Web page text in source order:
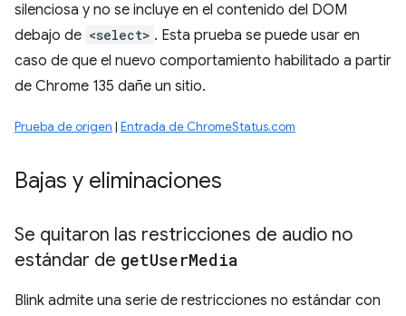
silenciosa y no se incluye en el contenido del DOM
debajo de <select> . Esta prueba se puede usar en
caso de que el nuevo comportamiento habilitado a partir
de Chrome 135 dañe un sitio.
Prueba de origen | Entrada de ChromeStatus.com
Bajas y eliminaciones
Se quitaron las restricciones de audio no
estándar de getUserMedia
Blink admite una serie de restricciones no estándar con